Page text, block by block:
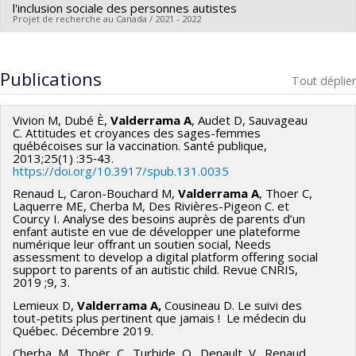
the COVID-19 Pandemic. COVID-19 and Public Health
Sources de financement :Fondation les petits trésors
Programmes de subvention :
l'inclusion sociale des personnes autistes
Projet de recherche au Canada / 2021 - 2022
Sources de financement :
Services sociaux
Programmes de subvention :
Publications Tout déplier
Vivion M, Dubé È, Valderrama A, Audet D, Sauvageau
C. Attitudes et croyances des sages-femmes
québécoises sur la vaccination. Santé publique,
2013;25(1) :35‑43.
https://doi.org/10.3917/spub.131.0035
Renaud L, Caron-Bouchard M, Valderrama A, Thoer C,
Laquerre ME, Cherba M, Des Rivières-Pigeon C. et
Courcy I. Analyse des besoins auprès de parents d’un
enfant autiste en vue de développer une plateforme
numérique leur offrant un soutien social, Needs
assessment to develop a digital platform offering social
support to parents of an autistic child. Revue CNRIS,
2019 ;9, 3.
Lemieux D, Valderrama A, Cousineau D. Le suivi des
tout-petits plus pertinent que jamais ! Le médecin du
Québec. Décembre 2019.
Cherba, M., Thoër, C., Turbide, O., Denault, V., Renaud,